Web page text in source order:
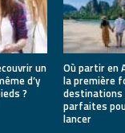
un
d’y
?
Où partir en
la première
destinations
parfaites
lancer